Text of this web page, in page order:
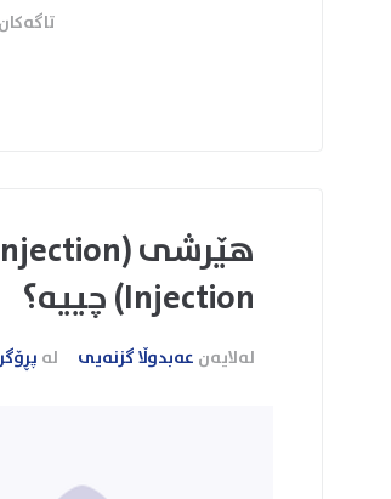
Injection) چییە؟
لەلایەن عەبدوڵا گزنەیی لە